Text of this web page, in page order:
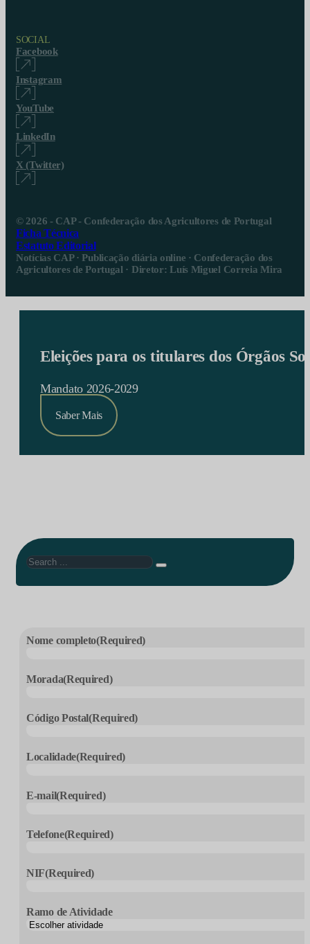
SOCIAL
Facebook
Instagram
YouTube
LinkedIn
X (Twitter)
© 2026 - CAP - Confederação dos Agricultores de Portugal
Ficha Técnica
Estatuto Editorial
Notícias CAP · Publicação diária online · Confederação dos
Agricultores de Portugal · Diretor: Luís Miguel Correia Mira
Eleições para os titulares dos Órgãos
Mandato 2026-2029
Saber Mais
Search
Nome completo(Required)
Morada(Required)
Código Postal(Required)
Localidade(Required)
E-mail(Required)
Telefone(Required)
NIF(Required)
Ramo de Atividade